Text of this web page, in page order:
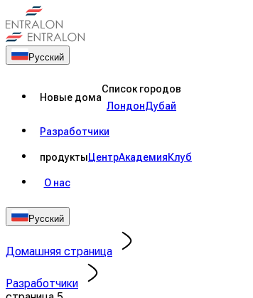
Русский
Новые дома
Список городов
ЛондонДубай
Разработчики
продуктыЦентрАкадемияКлуб
О нас
Русский
Домашняя страница
Разработчики